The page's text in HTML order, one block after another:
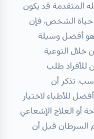
المتقدمة قد يكون
حياة الشخص، فإن
هو أفضل وسيلة
التوعية
للأفراد طلب
تذكر أن
للأطباء لاختيار
أو العلاج الإشعاعي
السرطان قبل أن